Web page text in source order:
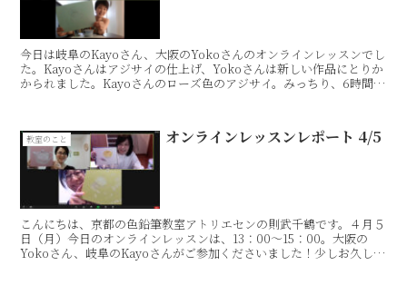
今日は岐阜のKayoさん、大阪のYokoさんのオンラインレッスンでし
た。Kayoさんはアジサイの仕上げ、Yokoさんは新しい作品にとりか
かられました。Kayoさんのローズ色のアジサイ。みっちり、6時間か
教室のこと オンラインレッスンレポート 4/5
こんにちは、京都の色鉛筆教室アトリエセンの則武千鶴です。４月５
日（月）今日のオンラインレッスンは、13：00〜15：00。大阪の
Yokoさん、岐阜のKayoさんがご参加くださいました！少しお久しぶ